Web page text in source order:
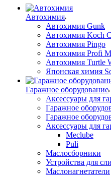
Автохимия
Автохимия Gunk
Автохимия Koch
Автохимия Pingo
Автохимия Profi
Автохимия Turtle
Японская химия
Гаражное оборудование
Аксессуары для
Гаражное
Гаражное
Аксессуары для
Meclube
Puli
Маслосборники
Устройства для
Маслонагнетатели